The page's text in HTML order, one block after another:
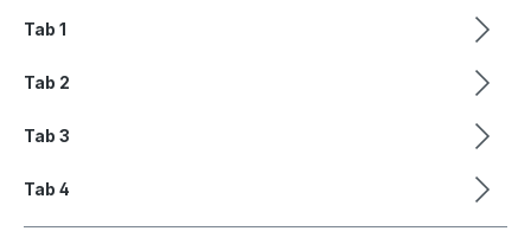
Tab 1
Tab 2
Tab 3
Tab 4